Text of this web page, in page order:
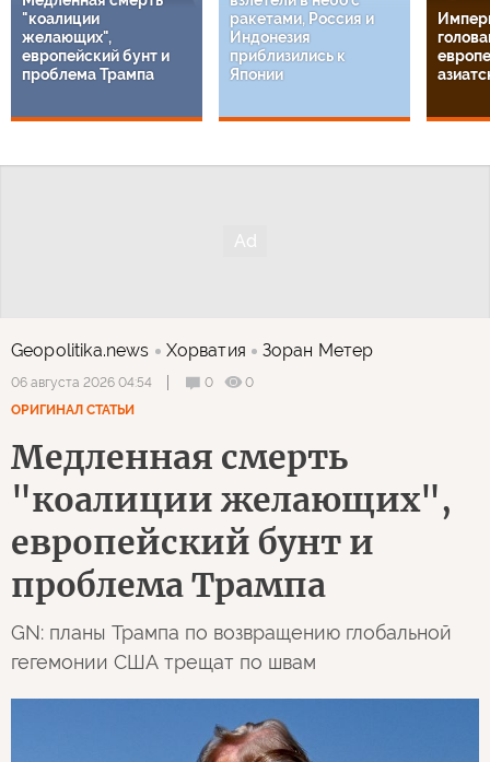
"коалиции
желающих",
европейский бунт и
проблема Трампа
ракетами, Россия и
Индонезия
приблизились к
Японии
Geopolitika.news Хорватия Зоран Метер
06 августа 2026 04:54 0
0
ОРИГИНАЛ СТАТЬИ
Медленная смерть
"коалиции желающих",
европейский бунт и
проблема Трампа
GN: планы Трампа по возвращению глобальной
гегемонии США трещат по швам